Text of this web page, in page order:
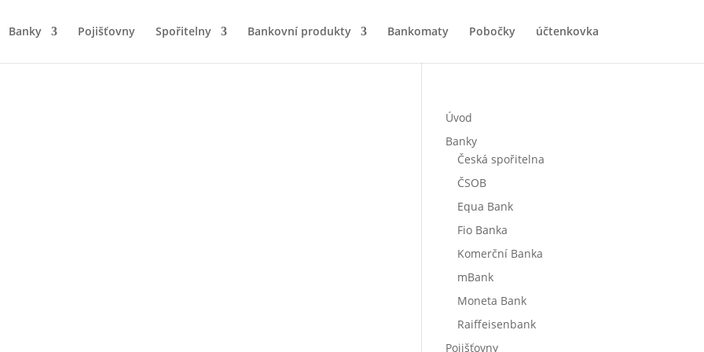
Banky Pojišťovny Spořitelny Bankovní produkty Bankomaty Pobočky účtenkovka
Úvod
Banky
Česká spořitelna
ČSOB
Equa Bank
Fio Banka
Komerční Banka
mBank
Moneta Bank
Raiffeisenbank
Pojišťovny